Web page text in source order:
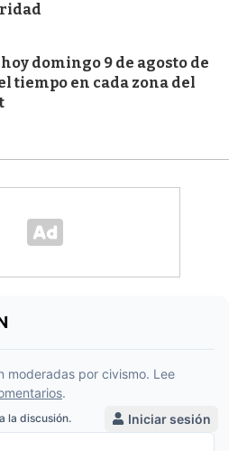
domingo 9 de agosto de
tiempo en cada zona del